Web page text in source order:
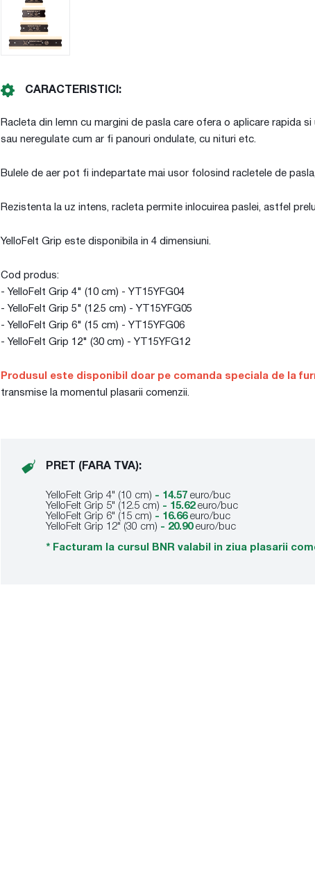
CARACTERISTICI:
Racleta din lemn cu margini de pasla care ofera o aplicare rapida
sau neregulate cum ar fi panouri ondulate, cu nituri etc.
Bulele de aer pot fi indepartate mai usor folosind racletele de
Rezistenta la uz intens, racleta permite inlocuirea paslei, astfel
YelloFelt Grip este disponibila in 4 dimensiuni.
Cod produs:
- YelloFelt Grip 4" (10 cm) - YT15YFG04
- YelloFelt Grip 5" (12.5 cm) - YT15YFG05
- YelloFelt Grip 6" (15 cm) - YT15YFG06
- YelloFelt Grip 12" (30 cm) - YT15YFG12
Produsul este disponibil doar pe comanda speciala de la
transmise la momentul plasarii comenzii.
PRET (FARA TVA):
YelloFelt Grip 4" (10 cm) - 14.57 euro/buc
YelloFelt Grip 5" (12.5 cm) - 15.62 euro/buc
YelloFelt Grip 6" (15 cm) - 16.66 euro/buc
YelloFelt Grip 12" (30 cm) - 20.90 euro/buc
* Facturam la cursul BNR valabil in ziua plasarii